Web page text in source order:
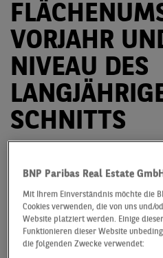
VORJAHR
NIVEAU DES
SCHNITTS
verzeichnete 2024 einen
fünften Mal in seiner
100.000 m². Im
Gesamtumsatz um
Damit liegt das aktuelle
BNP Paribas Real Estate
Mit Ihrem Einverständnis möchte die
Cookies verwenden, die von uns und/
Website platziert werden. Einige
Funktionieren dieser Website
die folgenden Zwecke verwendet: